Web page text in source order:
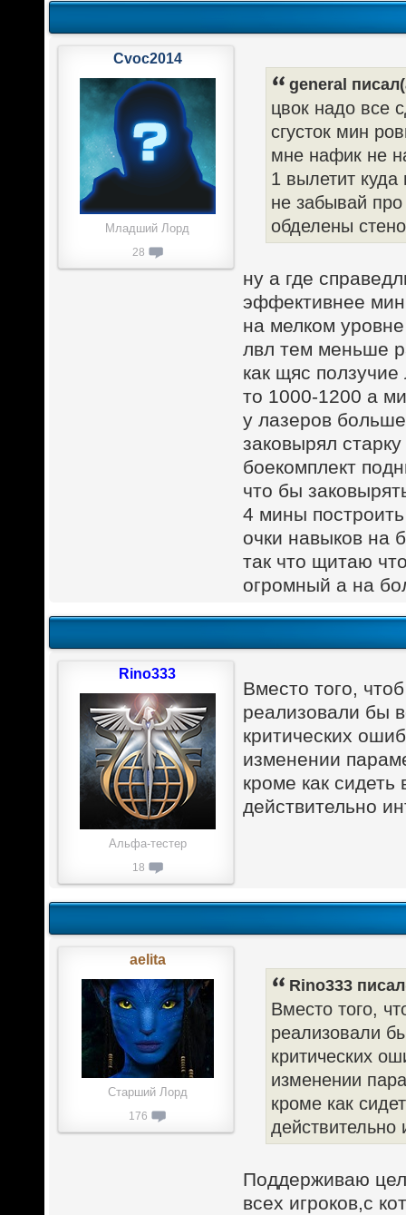
general
цвок надо все
сгусток мин
мне нафик не
1 вылетит куда
не забывай
обделены
ну а где
эффективнее
на мелком
лвл тем меньше
как щяс
то 1000-1200 а
у лазеров
заковырял
боекомплект
что бы
4 мины
очки навыков на
так что щитаю
огромный а на
Cvoc2014
Младший Лорд
28
Вместо того,
реализовали бы
критических
изменении
кроме как
действительно
Rino333
Альфа-тестер
18
Rino333
Вместо того,
реализовали
критических
изменении
кроме как
действительно
Поддерживаю
всех игроков,с
aelita
Старший Лорд
176